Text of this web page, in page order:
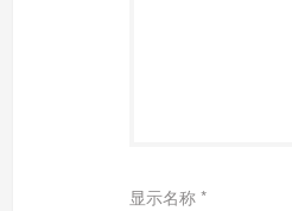
显示名称 *